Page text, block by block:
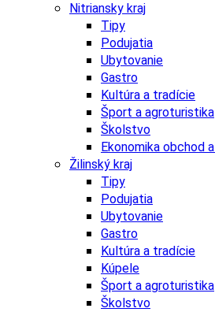
Nitriansky kraj
Tipy
Podujatia
Ubytovanie
Gastro
Kultúra a tradície
Šport a agroturistika
Školstvo
Ekonomika obchod
Žilinský kraj
Tipy
Podujatia
Ubytovanie
Gastro
Kultúra a tradície
Kúpele
Šport a agroturistika
Školstvo